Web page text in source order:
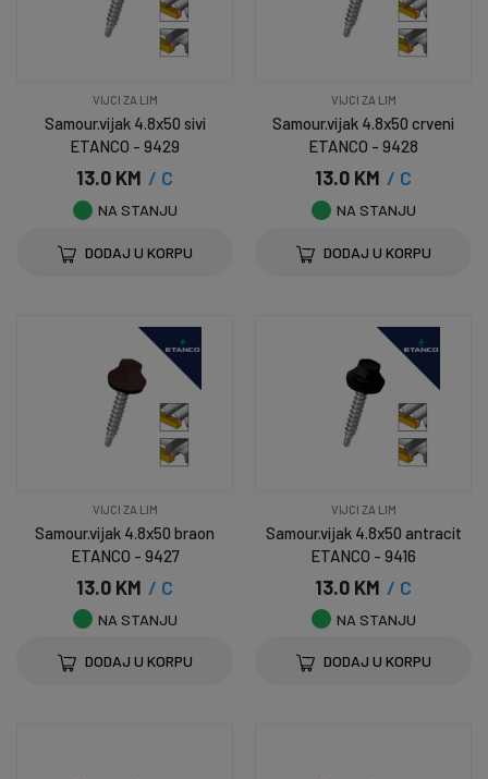
VIJCI ZA LIM
Samour.vijak 4.8x50 sivi
ETANCO - 9429
13.0 KM / C
NA STANJU
DODAJ U KORPU
VIJCI ZA LIM
Samour.vijak 4.8x50 crveni
ETANCO - 9428
13.0 KM / C
NA STANJU
DODAJ U KORPU
VIJCI ZA LIM
Samour.vijak 4.8x50 braon
ETANCO - 9427
13.0 KM / C
NA STANJU
DODAJ U KORPU
VIJCI ZA LIM
Samour.vijak 4.8x50 antracit
ETANCO - 9416
13.0 KM / C
NA STANJU
DODAJ U KORPU